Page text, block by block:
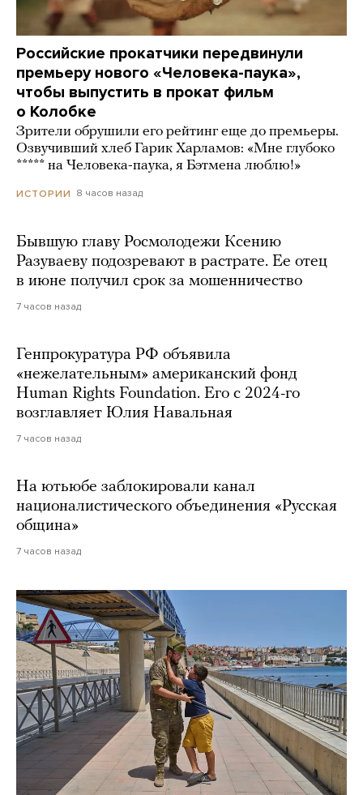
Российские прокатчики передвинули
премьеру нового «Человека-паука»,
чтобы выпустить в прокат фильм
о Колобке
Зрители обрушили его рейтинг еще до премьеры.
Озвучивший хлеб Гарик Харламов: «Мне глубоко
***** на Человека-паука, я Бэтмена люблю!»
ИСТОРИИ 8 часов назад
Бывшую главу Росмолодежи Ксению
Разуваеву подозревают в растрате. Ее отец
в июне получил срок за мошенничество
7 часов назад
Генпрокуратура РФ объявила
«нежелательным» американский фонд
Human Rights Foundation. Его с 2024-го
возглавляет Юлия Навальная
7 часов назад
На ютьюбе заблокировали канал
националистического объединения «Русская
община»
7 часов назад